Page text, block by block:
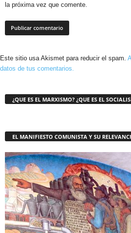
la próxima vez que comente.
Este sitio usa Akismet para reducir el spam.
datos de tus comentarios.
¿QUE ES EL MARXISMO? ¿QUE ES EL
EL MANIFIESTO COMUNISTA Y SU